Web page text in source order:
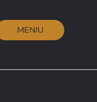
MENIU